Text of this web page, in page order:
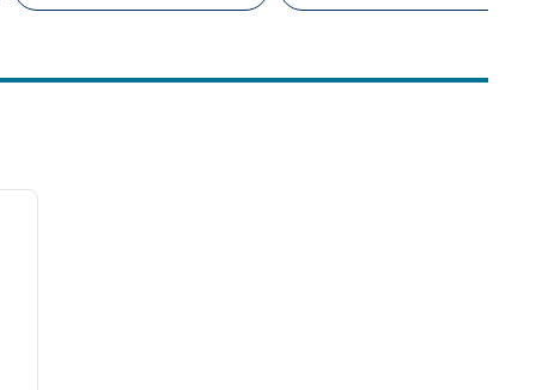
siguiente imagen